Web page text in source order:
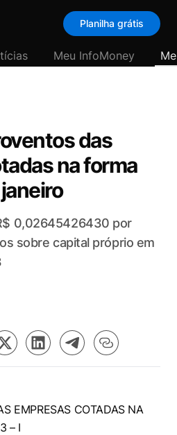
Planilha grátis
Meu InfoMoney
das
na forma
0,02645426430 por
sobre capital próprio em
EMPRESAS COTADAS NA
– I